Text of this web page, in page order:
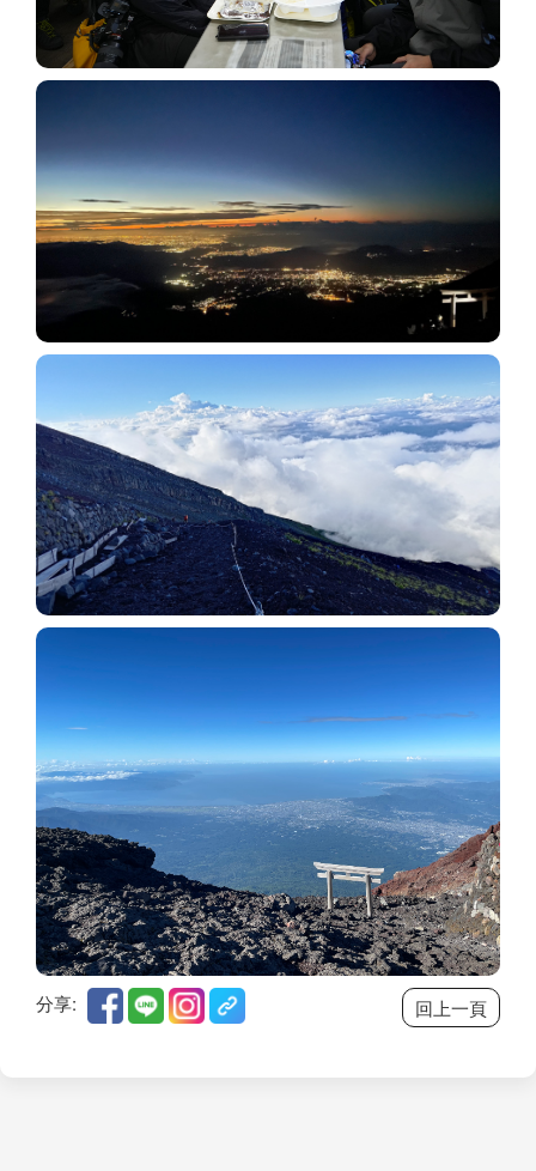
分享: 回上一頁